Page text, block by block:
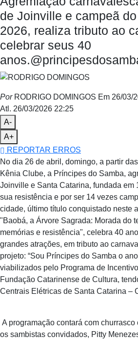
de Joinville e campeã
2026, realiza tributo ao
celebrar seus 40
PorRODRIGO DOMINGOS Em 26/03/
Atl. 26/03/2026 22:25
A-
A+
REPORTAR ERROS
No dia 26 de abril, domingo, a partir
Kênia Clube, a Príncipes do Samba,
Joinville e Santa Catarina, fundada em
sua resistência e por ser 14 vezes
cidade, último título conquistado neste
"Baobá, a Árvore Sagrada: Morada do
memórias e resistência", celebra 40
grandes atrações, em tributo ao
projeto: “Sou Príncipes do Samba o
viabilizados pelo Programa de
Fundação Catarinense de Cultura,
Centrais Elétricas de Santa Catarina –
A programação contará com churrasco
os sambistas convidados, Pitty